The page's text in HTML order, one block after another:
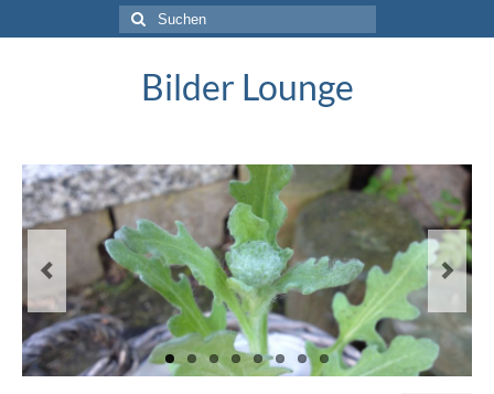
Suche
nach:
Bilder Lounge